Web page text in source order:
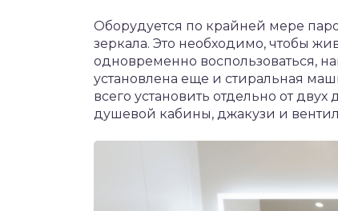
Оборудуется по крайней мере
зеркала. Это необходимо, чтобы
одновременно воспользоваться,
установлена еще и стиральная
всего установить отдельно от
душевой кабины, джакузи и